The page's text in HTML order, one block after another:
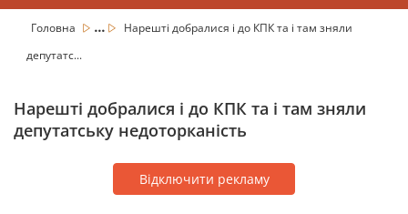
Головна ...
Нарешті добралися і до КПК та і там зняли
депутатс...
Нарешті добралися і до КПК та і там зняли
депутатську недоторканість
Відключити рекламу